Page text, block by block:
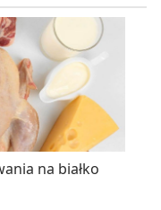
na białko